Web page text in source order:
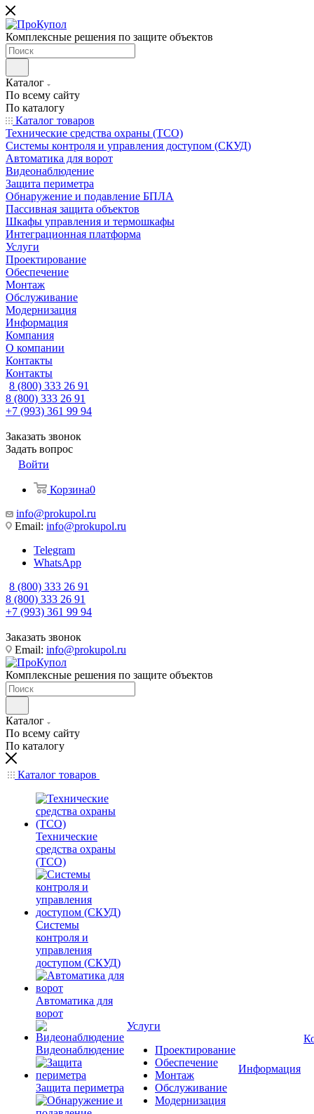
Комплексные решения по защите объектов
Каталог
По всему сайту
По каталогу
Каталог товаров
Технические средства охраны (ТСО)
Системы контроля и управления доступом (СКУД)
Автоматика для ворот
Видеонаблюдение
Защита периметра
Обнаружение и подавление БПЛА
Пассивная защита объектов
Шкафы управления и термошкафы
Интеграционная платформа
Услуги
Проектирование
Обеспечение
Монтаж
Обслуживание
Модернизация
Информация
Компания
О компании
Контакты
Контакты
8 (800) 333 26 91
8 (800) 333 26 91
+7 (993) 361 99 94
Заказать звонок
Задать вопрос
Войти
Корзина0
info@prokupol.ru
Email: info@prokupol.ru
Telegram
WhatsApp
8 (800) 333 26 91
8 (800) 333 26 91
+7 (993) 361 99 94
Заказать звонок
Email: info@prokupol.ru
Комплексные решения по защите объектов
Каталог
По всему сайту
По каталогу
Каталог товаров
Технические
средства охраны
(ТСО)
Системы
контроля и
управления
доступом (СКУД)
Автоматика для
ворот
Видеонаблюдение
Защита периметра
Услуги
Проектирование
Обеспечение
Монтаж
Обслуживание
Модернизация
Информация